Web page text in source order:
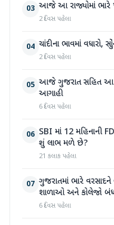
03 આજે આ રાજ્યોમાં ભારે
2 દિવસ પહેલા
04 ચાંદીના ભાવમાં વધારો,
2 દિવસ પહેલા
05 આજે ગુજરાત સહિત આ
આગાહી
6 દિવસ પહેલા
06 SBI માં 12 મહિનાની
શું લાભ મળે છે?
21 કલાક પહેલા
07 ગુજરાતમાં ભારે
શાળાઓ અને કોલેજો
6 દિવસ પહેલા